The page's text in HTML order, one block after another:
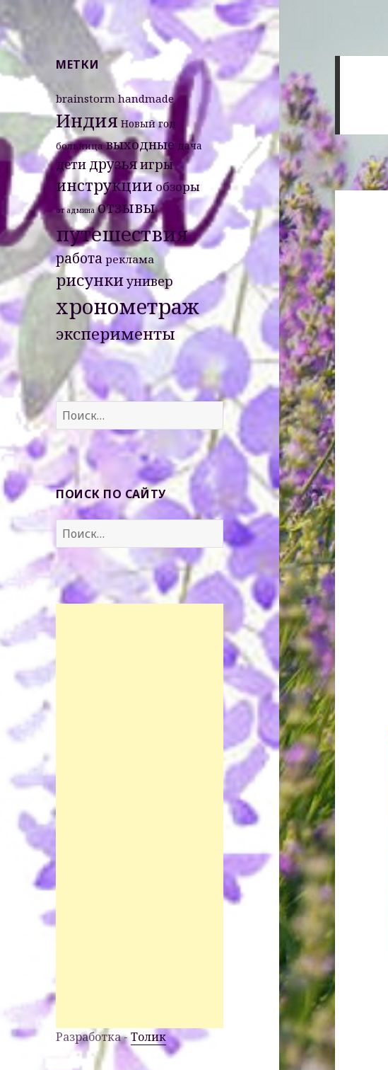
Misht-Журнал
Черный ящик
МЕТКИ
brainstorm handmade
Индия Новый год
больница выходные дача
дети друзьяигры
инструкции обзоры
от админа отзывы
путешествия
работа реклама
рисункиунивер
хронометраж
эксперименты
Найти:
ПОИСК ПО САЙТУ
Найти:
Разработка -Толик